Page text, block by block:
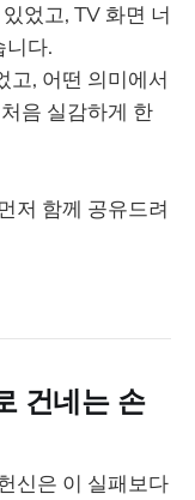
었고, TV 화면 너
니다.
고, 어떤 의미에서
음 실감하게 한
저 함께 공유드려
건네는 손
신은 이 실패보다